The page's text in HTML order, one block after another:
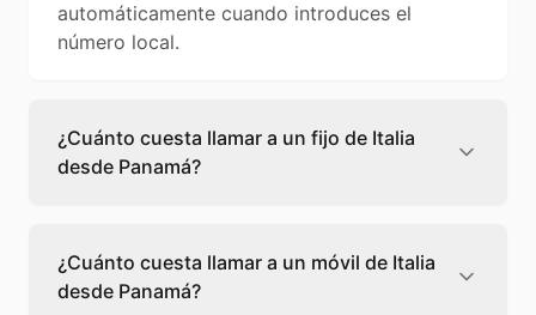
automáticamente cuando introduces el
número local.
¿Cuánto cuesta llamar a un fijo de Italia
desde Panamá?
cuesta 0,04 €/min con Teléfono Global. Verás
el precio exacto antes de marcar para que
sepas qué vas a gastar.
¿Cuánto cuesta llamar a un móvil de Italia
desde Panamá?